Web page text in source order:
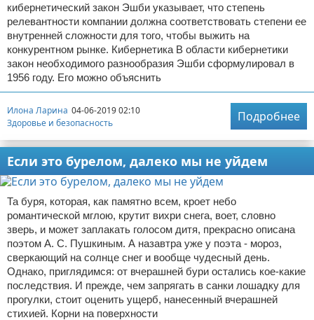
кибернетический закон Эшби указывает, что степень
релевантности компании должна соответствовать степени ее
внутренней сложности для того, чтобы выжить на
конкурентном рынке. Кибернетика В области кибернетики
закон необходимого разнообразия Эшби сформулировал в
1956 году. Его можно объяснить
Илона Ларина 04-06-2019 02:10
Здоровье и безопасность
Подробнее
Если это бурелом, далеко мы не уйдем
Та буря, которая, как памятно всем, кроет небо
романтической мглою, крутит вихри снега, воет, словно
зверь, и может заплакать голосом дитя, прекрасно описана
поэтом А. С. Пушкиным. А назавтра уже у поэта - мороз,
сверкающий на солнце снег и вообще чудесный день.
Однако, приглядимся: от вчерашней бури остались кое-какие
последствия. И прежде, чем запрягать в санки лошадку для
прогулки, стоит оценить ущерб, нанесенный вчерашней
стихией. Корни на поверхности